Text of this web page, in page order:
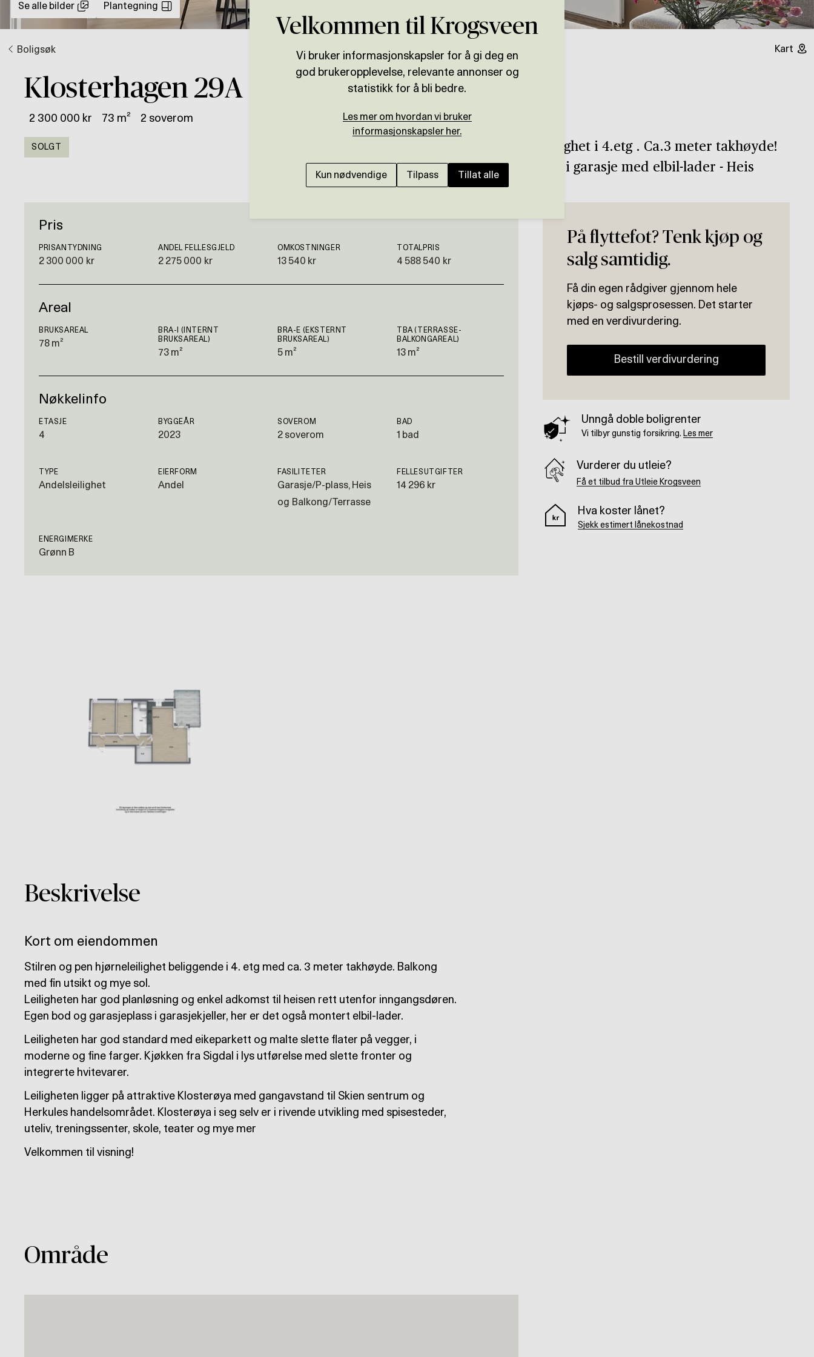
Se alle bilder Plantegning
Boligsøk Kart
Klosterhagen 29A
2 300 000 kr 73 m² 2 soverom
SOLGT
SKIEN - KLOSTERØYA
Lekker 3-roms hjørneleilighet i 4.etg . Ca.3 meter takhøyde!
Nydelig utsikt, parkering i garasje med elbil-lader - Heis
Pris
PRISANTYDNING
2 300 000 kr
ANDEL FELLESGJELD
2 275 000 kr
OMKOSTNINGER
13 540 kr
TOTALPRIS
4 588 540 kr
Areal
BRUKSAREAL
78 m²
BRA-I (INTERNT
BRUKSAREAL)
73 m²
BRA-E (EKSTERNT
BRUKSAREAL)
5 m²
TBA (TERRASSE-
BALKONGAREAL)
13 m²
Nøkkelinfo
ETASJE
4
BYGGEÅR
2023
SOVEROM
2 soverom
BAD
1 bad
TYPE
Andelsleilighet
EIERFORM
Andel
FASILITETER
Garasje/P-plass, Heis
og Balkong/Terrasse
FELLESUTGIFTER
14 296 kr
ENERGIMERKE
Grønn B
Beskrivelse
Kort om eiendommen
Stilren og pen hjørneleilighet beliggende i 4. etg med ca. 3 meter takhøyde. Balkong
med fin utsikt og mye sol.
Leiligheten har god planløsning og enkel adkomst til heisen rett utenfor inngangsdøren.
Egen bod og garasjeplass i garasjekjeller, her er det også montert elbil-lader.
Leiligheten har god standard med eikeparkett og malte slette flater på vegger, i
moderne og fine farger. Kjøkken fra Sigdal i lys utførelse med slette fronter og
integrerte hvitevarer.
Leiligheten ligger på attraktive Klosterøya med gangavstand til Skien sentrum og
Herkules handelsområdet. Klosterøya i seg selv er i rivende utvikling med spisesteder,
uteliv, treningssenter, skole, teater og mye mer
Velkommen til visning!
Område
På flyttefot? Tenk kjøp og
salg samtidig.
Få din egen rådgiver gjennom hele
kjøps- og salgsprosessen. Det starter
med en verdivurdering.
Bestill verdivurdering
Unngå doble boligrenter
Vi tilbyr gunstig forsikring. Les mer
Vurderer du utleie?
Få et tilbud fra Utleie Krogsveen
Hva koster lånet?
Sjekk estimert lånekostnad
Velkommen til Krogsveen
Vi bruker informasjonskapsler for å gi deg en
god brukeropplevelse, relevante annonser og
statistikk for å bli bedre.
Les mer om hvordan vi bruker
informasjonskapsler her.
Kun nødvendige Tilpass Tillat alle